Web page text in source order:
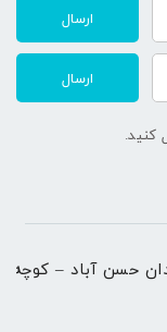
ارسال
ارسال
کنید.